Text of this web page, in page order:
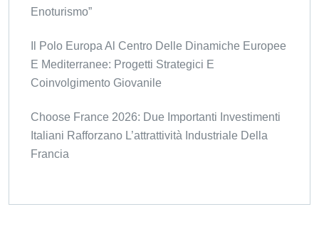
Enoturismo”
Il Polo Europa Al Centro Delle Dinamiche Europee
E Mediterranee: Progetti Strategici E
Coinvolgimento Giovanile
Choose France 2026: Due Importanti Investimenti
Italiani Rafforzano L’attrattività Industriale Della
Francia